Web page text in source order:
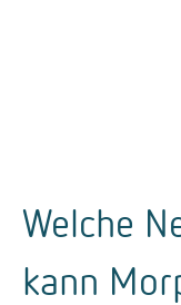
Welche
kann